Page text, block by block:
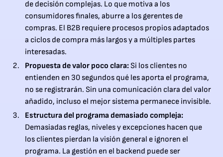
de decisión complejas. Lo que motiva a los
consumidores finales, aburre a los gerentes de
compras. El B2B requiere procesos propios adaptados
a ciclos de compra más largos y a múltiples partes
interesadas.
Propuesta de valor poco clara:Si los clientes no
entienden en 30 segundos qué les aporta el programa,
no se registrarán. Sin una comunicación clara del valor
añadido, incluso el mejor sistema permanece invisible.
Estructura del programa demasiado compleja:
Demasiadas reglas, niveles y excepciones hacen que
los clientes pierdan la visión general e ignoren el
programa. La gestión en el backend puede ser